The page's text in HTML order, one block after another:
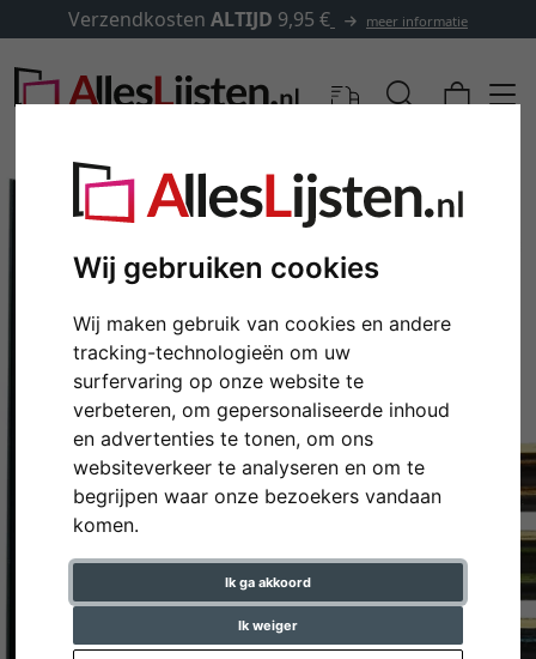
Wij gebruiken cookies
Wij maken gebruik van cookies en andere
tracking-technologieën om uw
surfervaring op onze website te
verbeteren, om gepersonaliseerde inhoud
en advertenties te tonen, om ons
websiteverkeer te analyseren en om te
begrijpen waar onze bezoekers vandaan
komen.
Ik ga akkoord
Ik weiger
Verzendkosten ALTIJD 9,95 € meer informatie
Terug